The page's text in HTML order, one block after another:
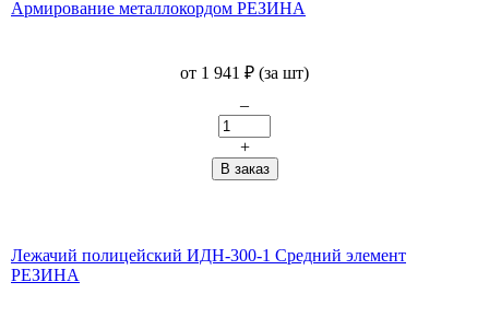
Армирование металлокордом РЕЗИНА
от 1 941 ₽ (за шт)
–
+
Лежачий полицейский ИДН-300-1 Средний элемент
РЕЗИНА